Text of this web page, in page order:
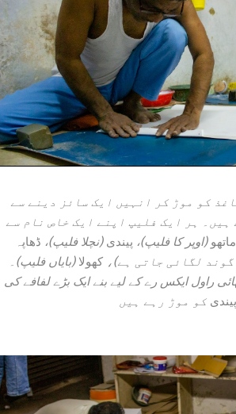
کو موڑ کر انہیں ایک سائز دینے سے
ہیں۔ ہر ایک فلیپ اپنے ایک خاص نام سے
ماتھو(اوپر کا فلیپ)، پیندی(نچلا فلیپ)، ڈھاپہ
لگائی جاتی ہے)،کھولا(بایاں فلیپ)۔
راول ایکس رے کے لیے بنے ایک بڑے لفافے کی
پیندیکو موڑ رہے ہیں